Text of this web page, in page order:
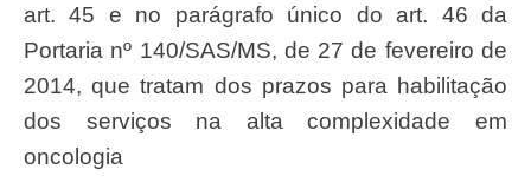
art. 45 e no parágrafo único do art. 46 da
Portaria nº 140/SAS/MS, de 27 de fevereiro de
2014, que tratam dos prazos para habilitação
dos serviços na alta complexidade em
oncologia